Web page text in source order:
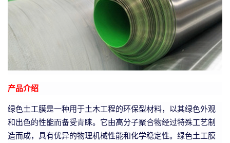
产品介绍
绿色土工膜是一种用于土木工程的环保型材料，以其绿色外观
和出色的性能而备受青睐。它由高分子聚合物经过特殊工艺制
造而成，具有优异的物理机械性能和化学稳定性。绿色土工膜